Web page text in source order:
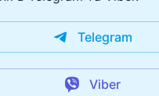
Telegram
Viber